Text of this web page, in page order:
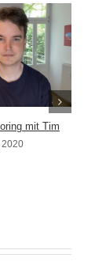
mit Tim
2020